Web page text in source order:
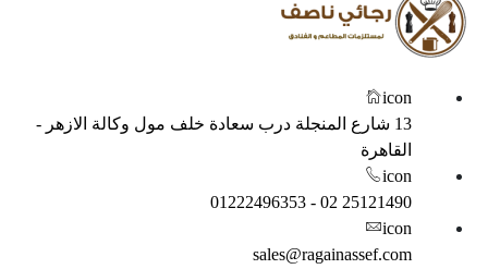
icon
13 شارع المنجلة درب سعادة خلف مول وكالة الازهر -
القاهرة
icon
25121490 02 - 01222496353
icon
sales@ragainassef.com